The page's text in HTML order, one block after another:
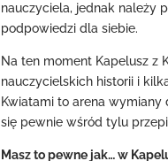
nauczyciela, jednak należy
podpowiedzi dla siebie.
Na ten moment Kapelusz z
nauczycielskich historii i
Kwiatami to arena wymiany
się pewnie wśród tylu
Masz to pewne jak… w